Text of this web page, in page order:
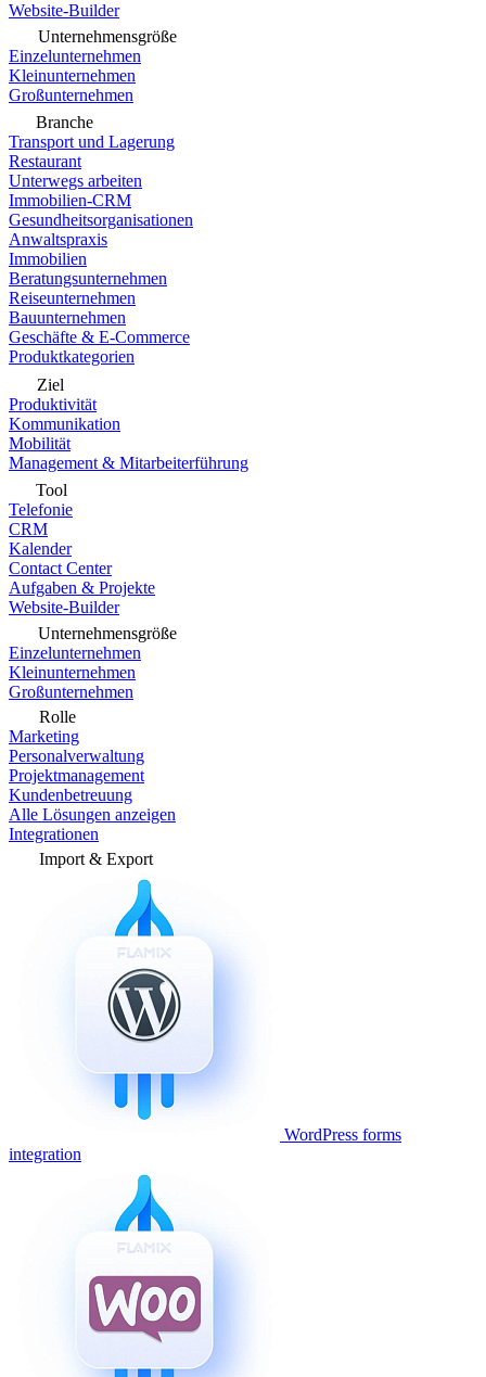
Website-Builder
Unternehmensgröße
Einzelunternehmen
Kleinunternehmen
Großunternehmen
Branche
Transport und Lagerung
Restaurant
Unterwegs arbeiten
Immobilien-CRM
Gesundheitsorganisationen
Anwaltspraxis
Immobilien
Beratungsunternehmen
Reiseunternehmen
Bauunternehmen
Geschäfte & E-Commerce
Produktkategorien
Ziel
Produktivität
Kommunikation
Mobilität
Management & Mitarbeiterführung
Tool
Telefonie
CRM
Kalender
Contact Center
Aufgaben & Projekte
Website-Builder
Unternehmensgröße
Einzelunternehmen
Kleinunternehmen
Großunternehmen
Rolle
Marketing
Personalverwaltung
Projektmanagement
Kundenbetreuung
Alle Lösungen anzeigen
Integrationen
Import & Export
WordPress forms
integration